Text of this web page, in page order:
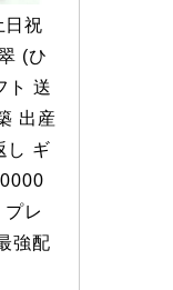
日祝
(ひ
ト 送
出産
し ギ
レ
強配